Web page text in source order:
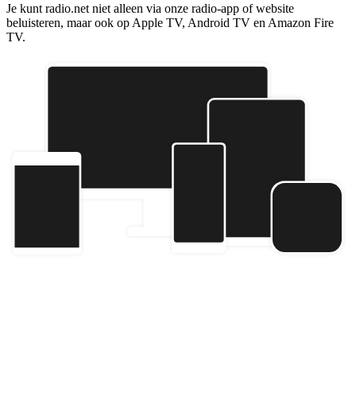
Je kunt radio.net niet alleen via onze radio-app of website
beluisteren, maar ook op Apple TV, Android TV en Amazon Fire
TV.